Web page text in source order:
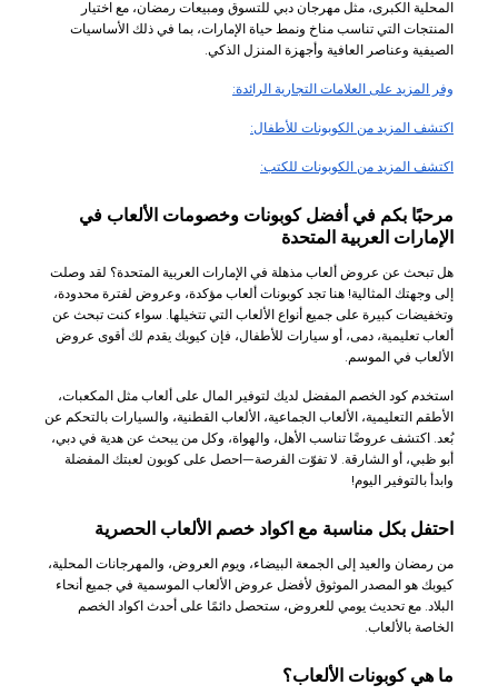
المحلية الكبرى، مثل مهرجان دبي للتسوق ومبيعات رمضان، مع اختيار
المنتجات التي تناسب مناخ ونمط حياة الإمارات، بما في ذلك الأساسيات
الصيفية وعناصر العافية وأجهزة المنزل الذكي.
وفر المزيد على العلامات التجارية الرائدة:
اكتشف المزيد من الكوبونات للأطفال:
اكتشف المزيد من الكوبونات للكتب:
مرحبًا بكم في أفضل كوبونات وخصومات الألعاب في
الإمارات العربية المتحدة
هل تبحث عن عروض ألعاب مذهلة في الإمارات العربية المتحدة؟ لقد وصلت
إلى وجهتك المثالية! هنا تجد كوبونات ألعاب مؤكدة، وعروض لفترة محدودة،
وتخفيضات كبيرة على جميع أنواع الألعاب التي تتخيلها. سواء كنت تبحث عن
ألعاب تعليمية، دمى، أو سيارات للأطفال، فإن كيوبك يقدم لك أقوى عروض
الألعاب في الموسم.
استخدم كود الخصم المفضل لديك لتوفير المال على ألعاب مثل المكعبات،
الأطقم التعليمية، الألعاب الجماعية، الألعاب القطنية، والسيارات بالتحكم عن
بُعد. اكتشف عروضًا تناسب الأهل، والهواة، وكل من يبحث عن هدية في دبي،
أبو ظبي، أو الشارقة. لا تفوّت الفرصة—احصل على كوبون لعبتك المفضلة
وابدأ بالتوفير اليوم!
احتفل بكل مناسبة مع اكواد خصم الألعاب الحصرية
من رمضان والعيد إلى الجمعة البيضاء، ويوم العروض، والمهرجانات المحلية،
كيوبك هو المصدر الموثوق لأفضل عروض الألعاب الموسمية في جميع أنحاء
البلاد. مع تحديث يومي للعروض، ستحصل دائمًا على أحدث اكواد الخصم
الخاصة بالألعاب.
ما هي كوبونات الألعاب؟